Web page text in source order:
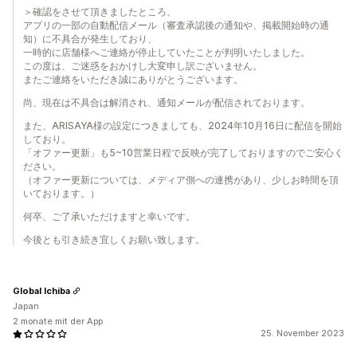
＞確認をさせて頂きましたところ、
アプリの一部の自動配信メール（審査承認後の通知や、掲載開始時の通
知）に不具合が発生しており、
一時的に店舗様へご連絡が停止していたことが判明いたしました。
この度は、ご迷惑をおかけし大変申し訳ございません。
またご連絡をいただき誠にありがとうございます。
尚、現在は不具合は解消され、通知メールが配信されております。
また、ARISAYA様の設定につきましても、2024年10月16日に配信を開始
しており。
「オファー更新」も5~10営業日程で反映が完了しておりますのでご安心く
ださい。
（オファー更新については、メディア側への連携があり、少しお時間を頂
いております。）
何卒、ご了承いただけますと幸いです。
今後とも引き続き宜しくお願い致します。
25. November 2023
Global Ichiba
Japan
2 monate mit der App